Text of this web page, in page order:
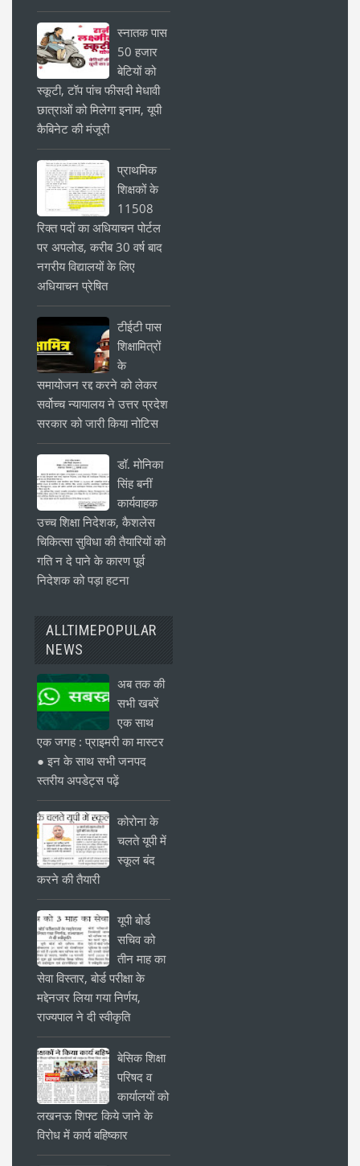
स्नातक पास
50 हजार
बेटियों को
स्कूटी, टॉप पांच फीसदी मेधावी
छात्राओं को मिलेगा इनाम, यूपी
कैबिनेट की मंजूरी
प्राथमिक
शिक्षकों के
11508
रिक्त पदों का अधियाचन पोर्टल
पर अपलोड, करीब 30 वर्ष बाद
नगरीय विद्यालयों के लिए
अधियाचन प्रेषित
टीईटी पास
शिक्षामित्रों
के
समायोजन रद्द करने को लेकर
सर्वोच्च न्यायालय ने उत्तर प्रदेश
सरकार को जारी किया नोटिस
डॉ. मोनिका
सिंह बनीं
कार्यवाहक
उच्च शिक्षा निदेशक, कैशलेस
चिकित्सा सुविधा की तैयारियों को
गति न दे पाने के कारण पूर्व
निदेशक को पड़ा हटना
ALLTIMEPOPULAR
NEWS
अब तक की
सभी खबरें
एक साथ
एक जगह : प्राइमरी का मास्टर
● इन के साथ सभी जनपद
स्तरीय अपडेट्स पढ़ें
कोरोना के
चलते यूपी में
स्कूल बंद
करने की तैयारी
यूपी बोर्ड
सचिव को
तीन माह का
सेवा विस्तार, बोर्ड परीक्षा के
मद्देनजर लिया गया निर्णय,
राज्यपाल ने दी स्वीकृति
बेसिक शिक्षा
परिषद व
कार्यालयों को
लखनऊ शिफ्ट किये जाने के
विरोध में कार्य बहिष्कार